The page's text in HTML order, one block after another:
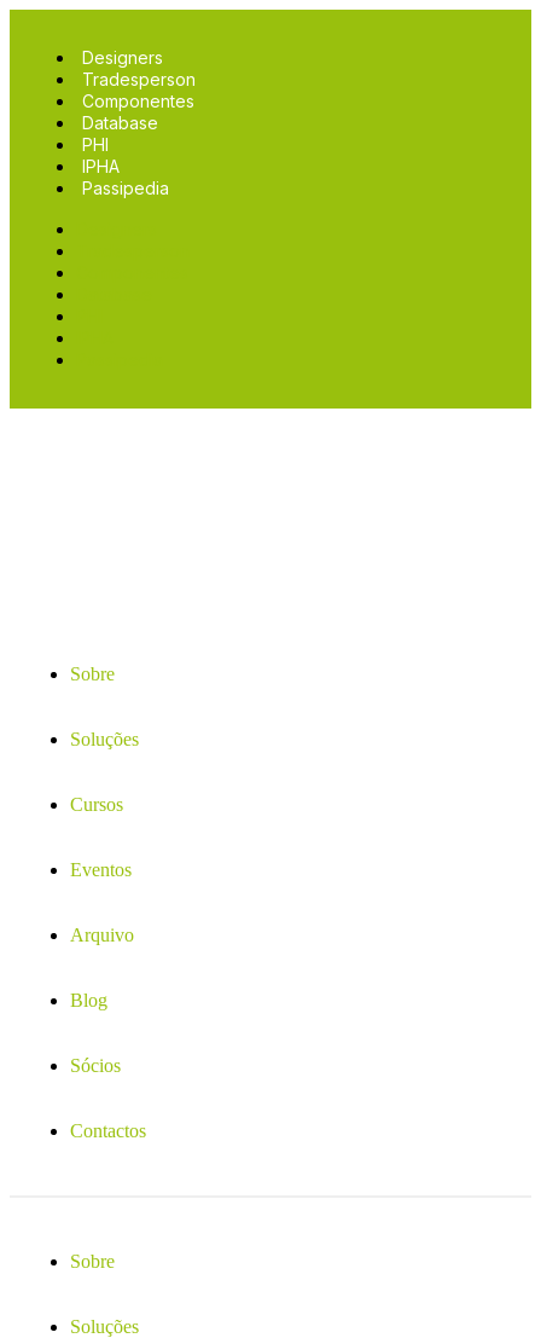
Designers
Tradesperson
Componentes
Database
PHI
IPHA
Passipedia
Sobre
Soluções
Cursos
Eventos
Arquivo
Blog
Sócios
Contactos
Sobre
Soluções